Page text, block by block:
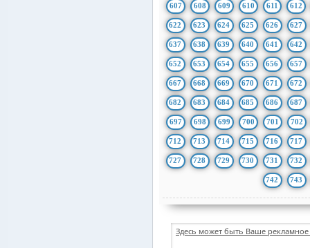
607 608 609 610 611 612
622 623 624 625 626 627
637 638 639 640 641 642
652 653 654 655 656 657
667 668 669 670 671 672
682 683 684 685 686 687
697 698 699 700 701 702
712 713 714 715 716 717
727 728 729 730 731 732
742 743
Здесь может быть Ваше